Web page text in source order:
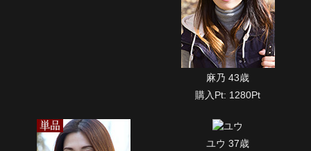
麻乃 43歳
購入Pt: 1280Pt
ユウ 37歳